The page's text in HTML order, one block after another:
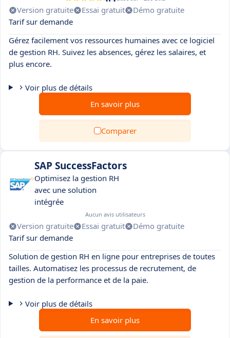
Version gratuite Essai gratuit
Démo gratuite
Tarif sur demande
Gérez facilement vos ressources humaines avec ce logiciel
de gestion RH. Suivez les absences, gérez les salaires, et
plus encore.
Voir plus de détails
En savoir plus
Comparer
SAP SuccessFactors
Optimisez la gestion RH
avec une solution
intégrée
Aucun avis utilisateurs
Version gratuite Essai gratuit
Démo gratuite
Tarif sur demande
Solution de gestion RH en ligne pour entreprises de toutes
tailles. Automatisez les processus de recrutement, de
gestion de la performance et de la paie.
Voir plus de détails
En savoir plus